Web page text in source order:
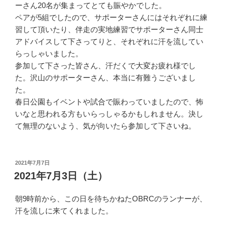
ーさん20名が集まってとても賑やかでした。
ペアが5組でしたので、サポーターさんにはそれぞれに練
習して頂いたり、伴走の実地練習でサポーターさん同士
アドバイスして下さってりと、それぞれに汗を流してい
らっしゃいました。
参加して下さった皆さん、汗だくで大変お疲れ様でし
た。沢山のサポーターさん、本当に有難うございまし
た。
春日公園もイベントや試合で賑わっていましたので、怖
いなと思われる方もいらっしゃるかもしれません。決し
て無理のないよう、気が向いたら参加して下さいね。
投
稿
日:
2021年7月7日
2021年7月3日（土）
朝9時前から、この日を待ちかねたOBRCのランナーが、
汗を流しに来てくれました。